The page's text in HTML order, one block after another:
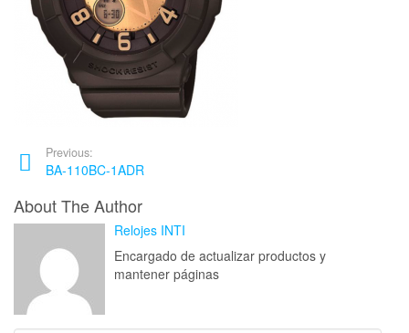
Previous:
BA-110BC-1ADR
About The Author
Relojes INTI
Encargado de actualizar productos y
mantener páginas